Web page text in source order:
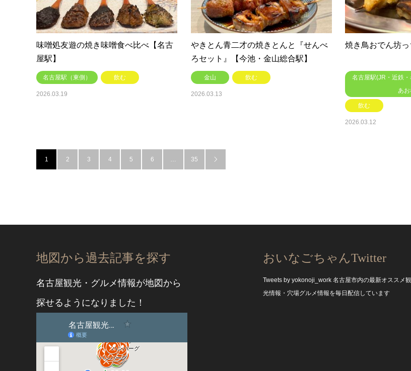
味噌処友遊の焼き味噌食べ比べ【名古
屋駅】
名古屋駅（東側） 飲む
2026.03.19
やきとん青二才の焼きとんと『せんべ
ろセット』【今池・金山総合駅】
金山 飲む
2026.03.13
焼き鳥おでん坊っ
名古屋駅(JR・近鉄
あ
飲む
2026.03.12
1 2 3 4 5 6 … 35 
地図から過去記事を探す
名古屋観光・グルメ情報が地図から
探せるようになりました！
おいなごちゃんTwitter
Tweets by yokonoji_work 名古屋市内の最新オススメ観
光情報・穴場グルメ情報を毎日配信しています